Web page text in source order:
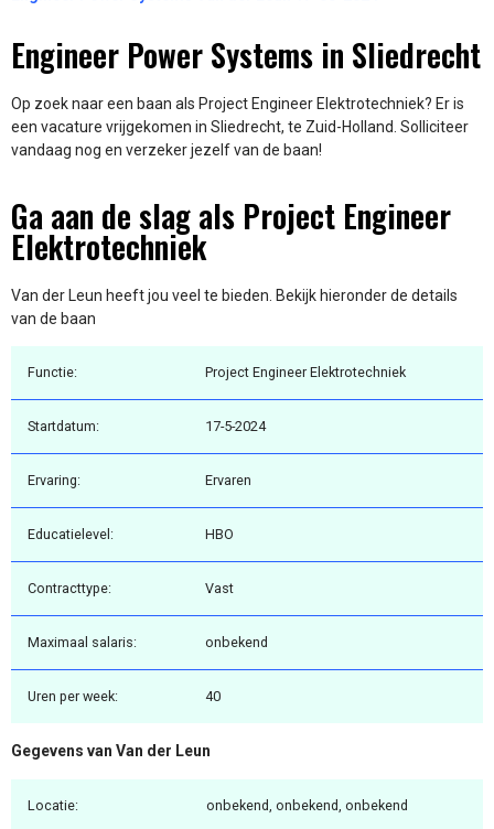
Engineer Power Systems in Sliedrecht
Op zoek naar een baan als Project Engineer Elektrotechniek? Er is
een vacature vrijgekomen in Sliedrecht, te Zuid-Holland. Solliciteer
vandaag nog en verzeker jezelf van de baan!
Ga aan de slag als Project Engineer
Elektrotechniek
Van der Leun heeft jou veel te bieden. Bekijk hieronder de details
van de baan
Functie: Project Engineer Elektrotechniek
Startdatum: 17-5-2024
Ervaring: Ervaren
Educatielevel: HBO
Contracttype: Vast
Maximaal salaris: onbekend
Uren per week: 40
Gegevens van Van der Leun
Locatie: onbekend, onbekend, onbekend